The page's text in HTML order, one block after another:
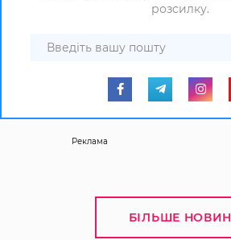
розсилку.
Реклама
БІЛЬШЕ НОВИН